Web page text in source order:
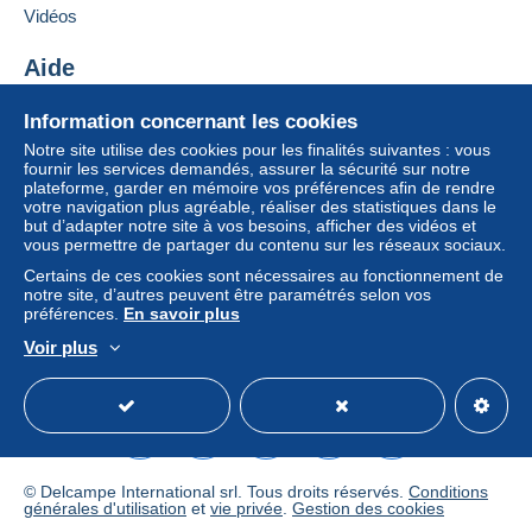
Si les conditions de vente du vendeur comportent
considérer comme nulles et non avenues. Les
conditions de paiement du site Delcampe, telles
que définies dans les
conditions d’utilisation
Les achats doivent être payés dans les14 jours
suivant la réception du décompte final de la part du
vendeur.
Droit de rétractation|Frais de retour à charge de
l’acheteur.
Pour connaître les délais de retour et de
remboursement du lot, consultez les
générales d’utilisation
description de certains articles n'est
Ajouter ce vendeur aux favoris
Information concernant les cookies
Notre site utilise des cookies pour les finalités suivantes : vous
fournir les services demandés, assurer la sécurité sur notre
plateforme, garder en mémoire vos préférences afin de rendre
votre navigation plus agréable, réaliser des statistiques dans le
but d’adapter notre site à vos besoins, afficher des vidéos et
vous permettre de partager du contenu sur les réseaux sociaux.
Certains de ces cookies sont nécessaires au fonctionnement de
notre site, d’autres peuvent être paramétrés selon vos
préférences. En savoir plus
Voir plus
Vidéos
Aide
Acheter sur Delcampe
Vendre sur Delcampe
Un site sécurisé
© Delcampe International srl. Tous droits réservés. Conditions
générales d'utilisation et vie privée. Gestion des cookies